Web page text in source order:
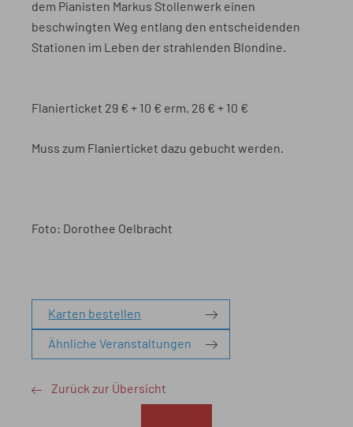
dem Pianisten Markus Stollenwerk einen
beschwingten Weg entlang den entscheidenden
Stationen im Leben der strahlenden Blondine.
Flanierticket 29 € + 10 € erm. 26 € + 10 €
Muss zum Flanierticket dazu gebucht werden.
Foto: Dorothee Oelbracht
Karten bestellen
Ähnliche Veranstaltungen
Zurück zur Übersicht